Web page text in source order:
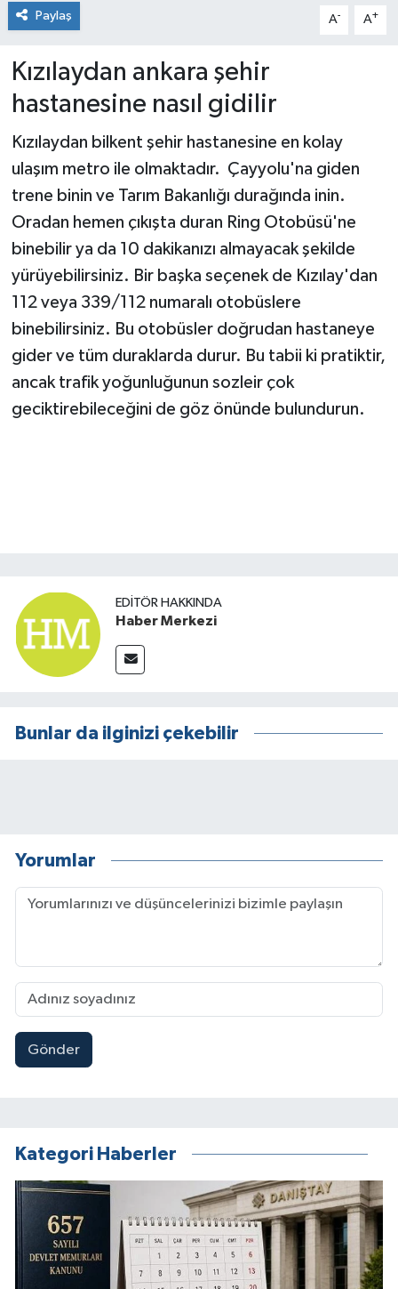
Paylaş A- A+
Kızılaydan ankara şehir
hastanesine nasıl gidilir
Kızılaydan bilkent şehir hastanesine en kolay
ulaşım metro ile olmaktadır. Çayyolu'na giden
trene binin ve Tarım Bakanlığı durağında inin.
Oradan hemen çıkışta duran Ring Otobüsü'ne
binebilir ya da 10 dakikanızı almayacak şekilde
yürüyebilirsiniz. Bir başka seçenek de Kızılay'dan
112 veya 339/112 numaralı otobüslere
binebilirsiniz. Bu otobüsler doğrudan hastaneye
gider ve tüm duraklarda durur. Bu tabii ki pratiktir,
ancak trafik yoğunluğunun sozleir çok
geciktirebileceğini de göz önünde bulundurun.
EDITÖR HAKKINDA
Haber Merkezi
Bunlar da ilginizi çekebilir
Yorumlar
Gönder
Kategori Haberler